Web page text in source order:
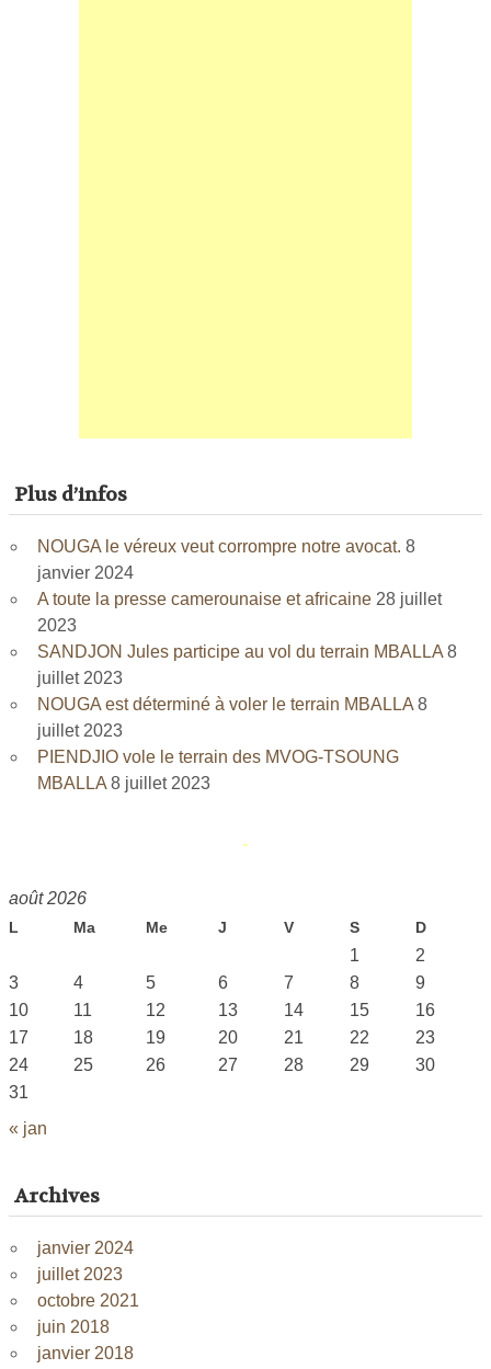
Plus d’infos
NOUGA le véreux veut corrompre notre avocat. 8
janvier 2024
A toute la presse camerounaise et africaine 28 juillet
2023
SANDJON Jules participe au vol du terrain MBALLA 8
juillet 2023
NOUGA est déterminé à voler le terrain MBALLA 8
juillet 2023
PIENDJIO vole le terrain des MVOG-TSOUNG
MBALLA 8 juillet 2023
août 2026
L Ma Me J V S D
« jan
1
2
3
4 5 6 7 8
9
10
11 12 13 14 15
16
17
18 19 20 21 22
23
24
25 26 27 28 29
30
31
Archives
janvier 2024
juillet 2023
octobre 2021
juin 2018
janvier 2018